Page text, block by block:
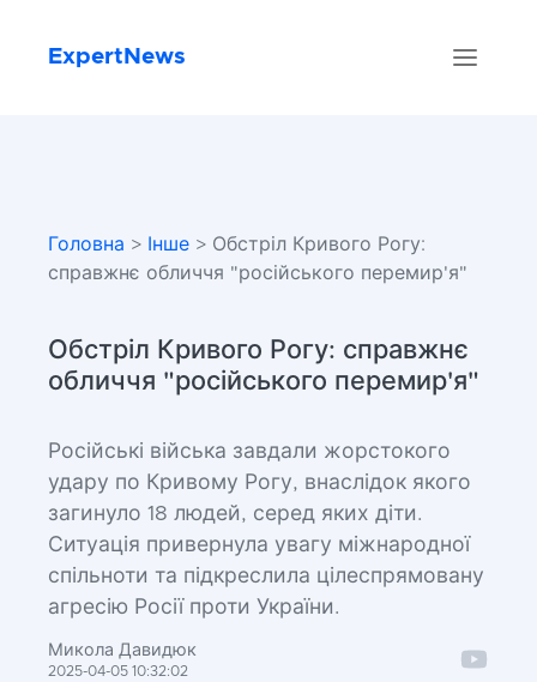
ExpertNews
Головна > Інше > Обстріл Кривого Рогу:
справжнє обличчя "російського перемир'я"
Обстріл Кривого Рогу: справжнє
обличчя "російського перемир'я"
Російські війська завдали жорстокого
удару по Кривому Рогу, внаслідок якого
загинуло 18 людей, серед яких діти.
Ситуація привернула увагу міжнародної
спільноти та підкреслила цілеспрямовану
агресію Росії проти України.
Микола Давидюк
2025-04-05 10:32:02